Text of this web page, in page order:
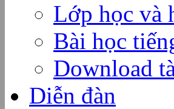
Lớp học và
Bài học
Download
Diễn đàn